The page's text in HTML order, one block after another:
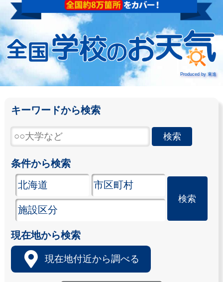
Produced by 東進
キーワードから検索
条件から検索
現在地から検索
現在地付近から調べる